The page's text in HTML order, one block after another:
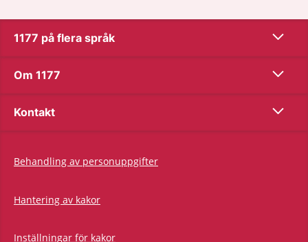
1177 på flera språk Show
Om 1177 Show
Kontakt Show
Behandling av personuppgifter
Hantering av kakor
Inställningar för kakor